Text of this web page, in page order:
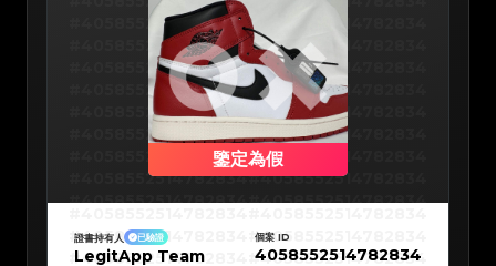
#5216693512454378 #5216693512454378
#5216693512454378#5216693512454378
#5216693512454378#5216693512454378
#5216693512454378#5216693512454378
#5216693512454378#5216693512454378
#5216693512454378
#5216693512454378
#5216693512454378#5216693512454378
#5216693512454378#5216693512454378
#5216693512454378#5216693512454378
#5216693512454378#5216693512454378
#5216693512454378
#5216693512454378
#5216693512454378
#5216693512454378#5216693512454378
#5216693512454378#5216693512454378
#5216693512454378#5216693512454378
#5216693512454378#5216693512454378
#5216693512454378#5216693512454378
#5216693512454378#5216693512454378
#5216693512454378#5216693512454378
#5216693512454378#5216693512454378
#5216693512454378
#5216693512454378
#5216693512454378
#5216693512454378
#4058552514782834#4058552514782834
#4058552514782834#4058552514782834
#4058552514782834#4058552514782834
#4058552514782834#4058552514782834
#4058552514782834 #4058552514782834
#4058552514782834#4058552514782834
#4058552514782834#4058552514782834
#4058552514782834#4058552514782834
#4058552514782834#4058552514782834
#4058552514782834
#4058552514782834
鑒定為假
#4058552514782834
#4058552514782834
#4058552514782834
#4058552514782834
證書持有人 已驗證
LegitApp Team
個案 ID
4058552514782834